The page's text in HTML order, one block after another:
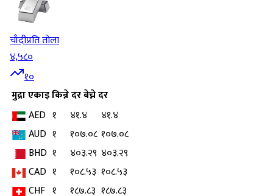
चाँदीप्रति तोला
४,५८०
१०
मुद्राएकाइकिन्ने दरबेच्ने दर
AED १ ४१.४
४१.४
AUD १ १०७.०८ १०७.०८
BHD १ ४०३.२९ ४०३.२९
CAD १ १०८.५३ १०८.५३
CHF १ १८७.८३ १८७.८३